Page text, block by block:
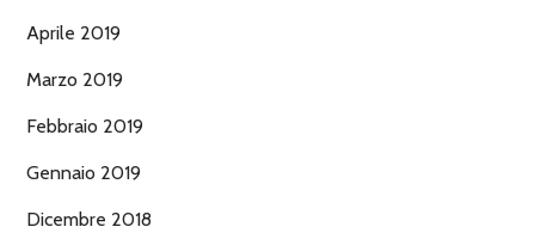
Aprile 2019
Marzo 2019
Febbraio 2019
Gennaio 2019
Dicembre 2018